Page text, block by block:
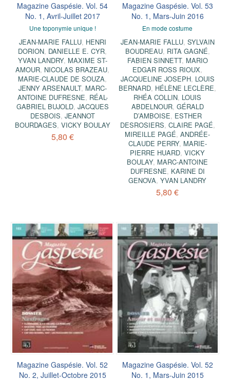
Magazine Gaspésie. Vol. 54
No. 1, Avril-Juillet 2017
Une toponymie unique !
JEAN-MARIE FALLU, HENRI
DORION, DANIELLE E. CYR,
YVAN LANDRY, MAXIME ST-
AMOUR, NICOLAS BRAZEAU,
MARIE-CLAUDE DE SOUZA,
JENNY ARSENAULT, MARC-
ANTOINE DUFRESNE, RÉAL-
GABRIEL BUJOLD, JACQUES
DESBOIS, JEANNOT
BOURDAGES, VICKY BOULAY
5,80 €
Magazine Gaspésie. Vol. 53
No. 1, Mars-Juin 2016
En mode costume
JEAN-MARIE FALLU, SYLVAIN
BOUDREAU, RITA GAGNÉ,
FABIEN SINNETT, MARIO
EDGAR ROSS RIOUX,
JACQUELINE JOSEPH, LOUIS
BERNARD, HÉLÈNE LECLÈRE,
RHÉA COLLIN, LOUIS
ABDELNOUR, GÉRALD
D’AMBOISE, ESTHER
DESROSIERS, CLAIRE PAGÉ,
MIREILLE PAGÉ,ANDRÉE-
CLAUDE PERRY, MARIE-
PIERRE HUARD,VICKY
BOULAY, MARC-ANTOINE
DUFRESNE, KARINE DI
GENOVA,YVAN LANDRY
5,80 €
Magazine Gaspésie. Vol. 52
No. 2, Juillet-Octobre 2015
Magazine Gaspésie. Vol. 52
No. 1, Mars-Juin 2015